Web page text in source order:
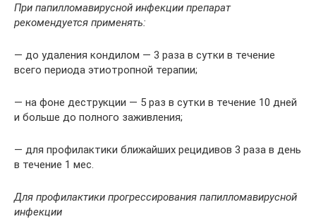
При папилломавирусной инфекции препарат
рекомендуется применять:
— до удаления кондилом — 3 раза в сутки в течение
всего периода этиотропной терапии;
— на фоне деструкции — 5 раз в сутки в течение 10 дней
и больше до полного заживления;
— для профилактики ближайших рецидивов 3 раза в день
в течение 1 мес.
Для профилактики прогрессирования папилломавирусной
инфекции